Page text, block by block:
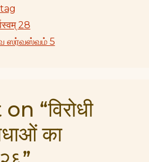
28
ஸர்வஸ்வம் 5
“विरोधी
का